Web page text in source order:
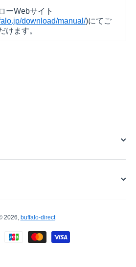
ーWebサイト
download/manual/)にてご
けます。
2026, buffalo-direct
お支払い方法